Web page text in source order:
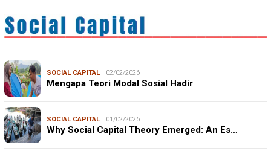
SOCIAL CAPITAL 02/02/2026
Mengapa Teori Modal Sosial Hadir
SOCIAL CAPITAL 01/02/2026
Why Social Capital Theory Emerged: An Es…